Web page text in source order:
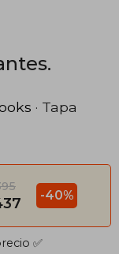
· Tapa
-40%
✅